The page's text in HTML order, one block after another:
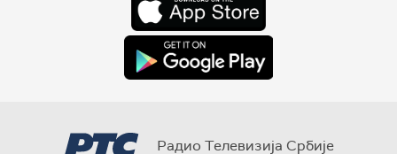
Радио Телевизија Србије